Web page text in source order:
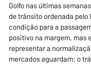
Golfo nas últimas
de trânsito ordenada pelo
condição para a
positivo na margem, mas
representar a
mercados aguardam: o